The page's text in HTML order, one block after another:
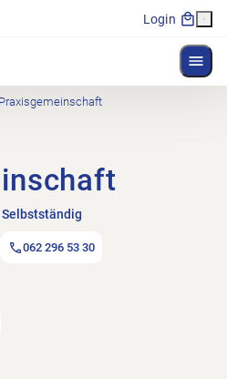
Login
Praxisgemeinschaft
062 296 53 30